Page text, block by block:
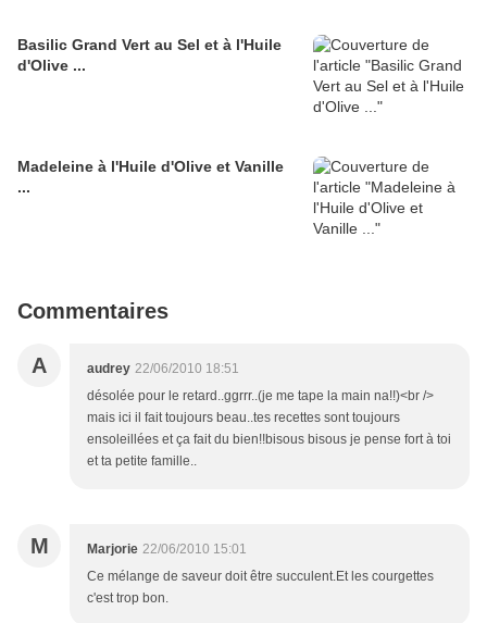
Basilic Grand Vert au Sel et à l'Huile
d'Olive ...
Madeleine à l'Huile d'Olive et Vanille
...
Commentaires
A audrey 22/06/2010 18:51
désolée pour le retard..ggrrr..(je me tape la main na!!)<br />
mais ici il fait toujours beau..tes recettes sont toujours
ensoleillées et ça fait du bien!!bisous bisous je pense fort à toi
et ta petite famille..
M Marjorie 22/06/2010 15:01
Ce mélange de saveur doit être succulent.Et les courgettes
c'est trop bon.